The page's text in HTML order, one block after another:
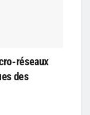
réseaux
des